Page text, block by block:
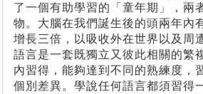
了一個有助學習的「童年期」，兩
物。大腦在我們誕生後的頭兩年內
增長三倍，以吸收外在世界以及周
語言是一套既獨立又彼此相關的繁
內習得，能夠達到不同的熟練度，
個別差異。學說任何語言都須習得